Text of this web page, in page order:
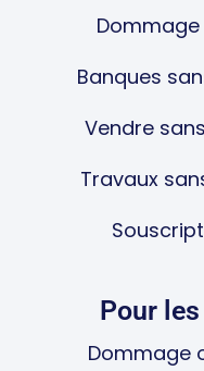
Dommage
Banques
Vendre
Travaux
Pour
Dommage